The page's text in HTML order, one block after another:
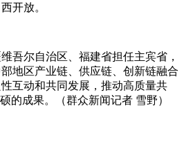
开放。
尔自治区、福建省担任主宾省，
地区产业链、供应链、创新链融合
互动和共同发展，推动高质量共
的成果。（群众新闻记者 雪野）